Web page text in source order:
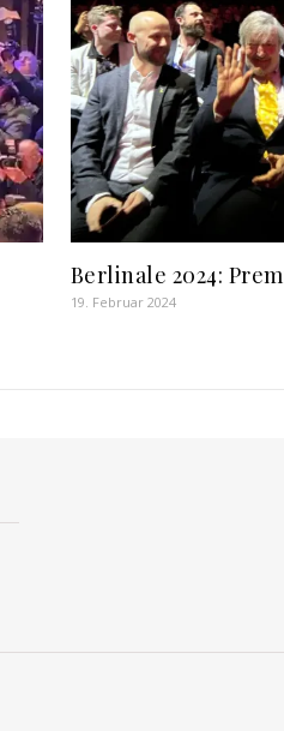
Berlinale 2024:
19. Februar 2024